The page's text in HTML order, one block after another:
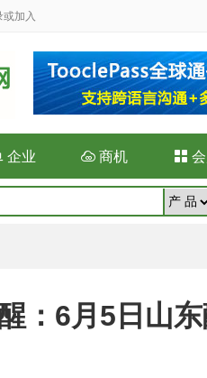
或加入
企业  商机 
：6月5日山